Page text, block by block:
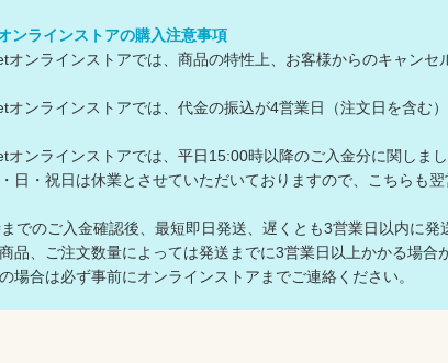
ンラインストアの購入注意事項
オンラインストアでは、商品の特性上、お客様からのキャンセ
オンラインストアでは、代金の振込が4営業日（注文日を含む
オンラインストアでは、平日15:00時以降のご入金分に関しま
日・祝日は休業とさせていただいておりますので、こちらも
までのご入金確認後、最短即日発送、遅くとも3営業日以内に発
、ご注文数量によっては発送までに3営業日以上かかる場合
合は必ず事前にオンラインストアまでご連絡ください。